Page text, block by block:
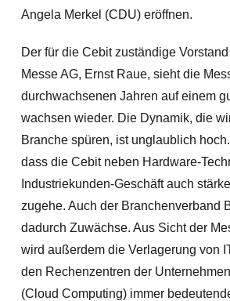
Angela Merkel (CDU) eröffnen.
Der für die Cebit zuständige
Messe AG, Ernst Raue, sieht die
durchwachsenen Jahren auf einem
wachsen wieder. Die Dynamik, die
Branche spüren, ist unglaublich
dass die Cebit neben Hardware-
Industriekunden-Geschäft auch
zugehe. Auch der Branchenverband
dadurch Zuwächse. Aus Sicht der
wird außerdem die Verlagerung von
den Rechenzentren der
(Cloud Computing) immer